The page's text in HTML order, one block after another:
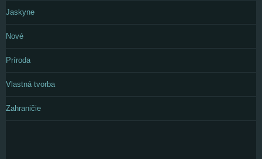
Jaskyne
Nové
Príroda
Vlastná tvorba
Zahraničie